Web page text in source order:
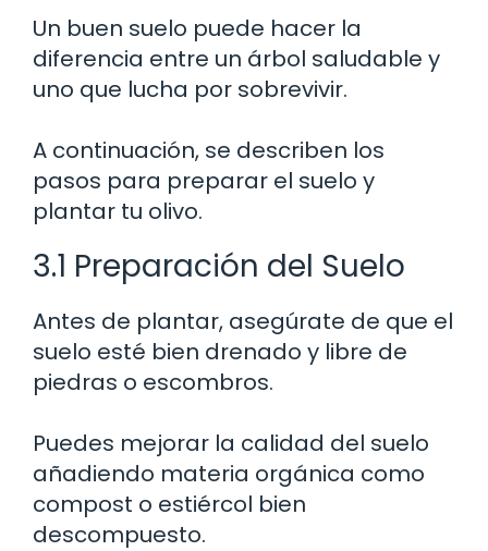
Un buen suelo puede hacer la
diferencia entre un árbol saludable y
uno que lucha por sobrevivir.
A continuación, se describen los
pasos para preparar el suelo y
plantar tu olivo.
3.1 Preparación del Suelo
Antes de plantar, asegúrate de que el
suelo esté bien drenado y libre de
piedras o escombros.
Puedes mejorar la calidad del suelo
añadiendo materia orgánica como
compost o estiércol bien
descompuesto.